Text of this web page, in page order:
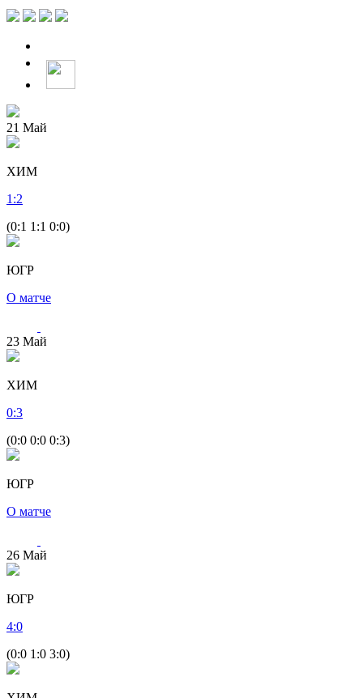
21 Май
ХИМ
1 :2
(0:1 1:1 0:0)
ЮГР
О матче
23 Май
ХИМ
0:3
(0:0 0:0 0:3)
ЮГР
О матче
26 Май
ЮГР
4:0
(0:0 1:0 3:0)